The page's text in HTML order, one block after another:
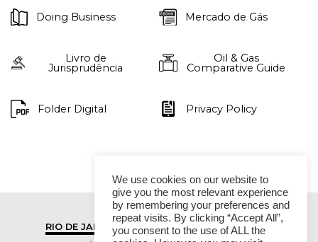
Doing Business Mercado de Gás
Livro de
Jurisprudência
Oil & Gas
Comparative Guide
Folder Digital Privacy Policy
RIO DE JANEIRO
SÃO PAULO
We use cookies on our website to
give you the most relevant experience
by remembering your preferences and
repeat visits. By clicking “Accept All”,
you consent to the use of ALL the